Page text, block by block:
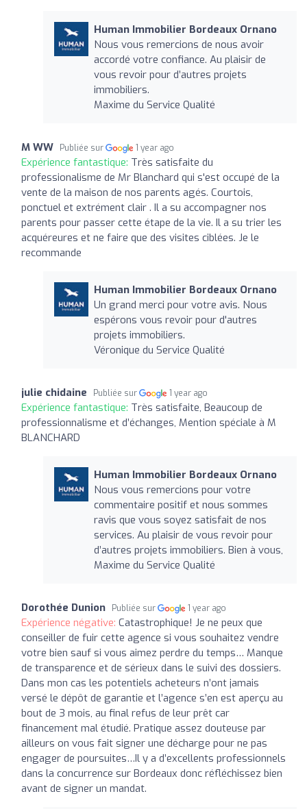
Human Immobilier Bordeaux Ornano
Nous vous remercions de nous avoir
accordé votre confiance. Au plaisir de
vous revoir pour d’autres projets
immobiliers.
Maxime du Service Qualité
M WW Publiée sur 1 year ago
Expérience fantastique: Très satisfaite du
professionalisme de Mr Blanchard qui s'est occupé de la
vente de la maison de nos parents agés. Courtois,
ponctuel et extrément clair . Il a su accompagner nos
parents pour passer cette étape de la vie. Il a su trier les
acquéreures et ne faire que des visites ciblées. Je le
recommande
Human Immobilier Bordeaux Ornano
Un grand merci pour votre avis. Nous
espérons vous revoir pour d'autres
projets immobiliers.
Véronique du Service Qualité
julie chidaine Publiée sur 1 year ago
Expérience fantastique: Très satisfaite, Beaucoup de
professionnalisme et d’échanges, Mention spéciale à M
BLANCHARD
Human Immobilier Bordeaux Ornano
Nous vous remercions pour votre
commentaire positif et nous sommes
ravis que vous soyez satisfait de nos
services. Au plaisir de vous revoir pour
d’autres projets immobiliers. Bien à vous,
Maxime du Service Qualité
Dorothée Dunion Publiée sur 1 year ago
Expérience négative: Catastrophique! Je ne peux que
conseiller de fuir cette agence si vous souhaitez vendre
votre bien sauf si vous aimez perdre du temps… Manque
de transparence et de sérieux dans le suivi des dossiers.
Dans mon cas les potentiels acheteurs n’ont jamais
versé le dépôt de garantie et l’agence s’en est aperçu au
bout de 3 mois, au final refus de leur prêt car
financement mal étudié. Pratique assez douteuse par
ailleurs on vous fait signer une décharge pour ne pas
engager de poursuites…Il y a d’excellents professionnels
dans la concurrence sur Bordeaux donc réfléchissez bien
avant de signer un mandat.